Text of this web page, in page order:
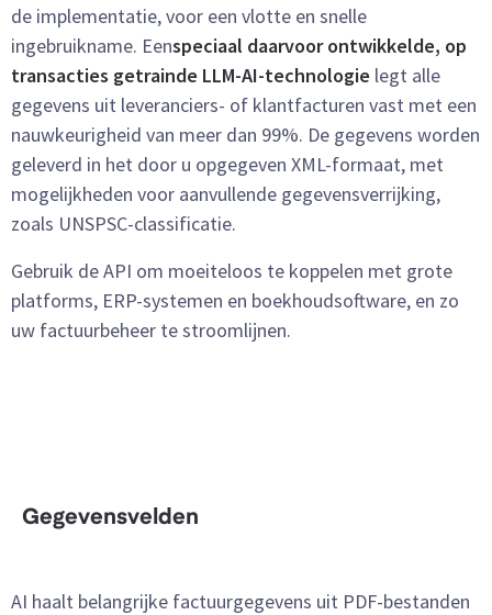
de implementatie, voor een vlotte en snelle
ingebruikname. Eenspeciaal daarvoor ontwikkelde, op
transacties getrainde LLM-AI-technologie legt alle
gegevens uit leveranciers- of klantfacturen vast met een
nauwkeurigheid van meer dan 99%. De gegevens worden
geleverd in het door u opgegeven XML-formaat, met
mogelijkheden voor aanvullende gegevensverrijking,
zoals UNSPSC-classificatie.
Gebruik de API om moeiteloos te koppelen met grote
platforms, ERP-systemen en boekhoudsoftware, en zo
uw factuurbeheer te stroomlijnen.
Gegevensvelden
AI haalt belangrijke factuurgegevens uit PDF-bestanden